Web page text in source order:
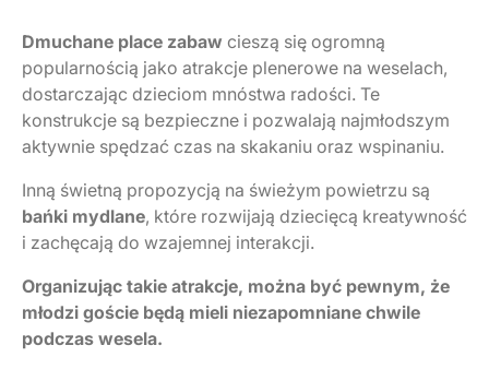
Dmuchane place zabaw cieszą się ogromną
popularnością jako atrakcje plenerowe na weselach,
dostarczając dzieciom mnóstwa radości. Te
konstrukcje są bezpieczne i pozwalają najmłodszym
aktywnie spędzać czas na skakaniu oraz wspinaniu.
Inną świetną propozycją na świeżym powietrzu są
bańki mydlane, które rozwijają dziecięcą kreatywność
i zachęcają do wzajemnej interakcji.
Organizując takie atrakcje, można być pewnym, że
młodzi goście będą mieli niezapomniane chwile
podczas wesela.